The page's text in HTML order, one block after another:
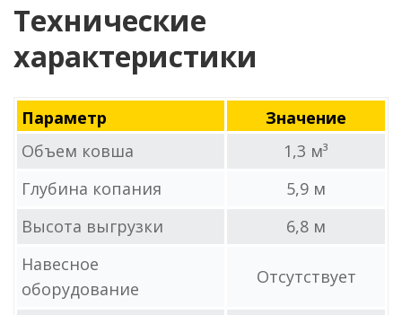
Технические
характеристики
Параметр
Значение
Объем ковша
1,3 м³
Глубина копания
5,9 м
Высота выгрузки
6,8 м
Навесное
оборудование
Отсутствует